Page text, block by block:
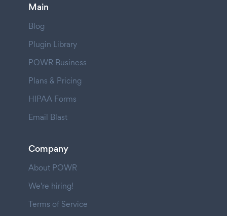
Main
Blog
Plugin Library
POWR Business
Plans & Pricing
HIPAA Forms
Email Blast
Company
About POWR
We're hiring!
Terms of Service